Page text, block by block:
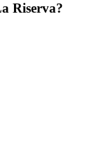
Riserva?